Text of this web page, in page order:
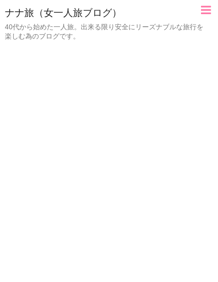
ナナ旅（女一人旅ブログ）
40代から始めた一人旅。出来る限り安全にリーズナブルな旅行を
楽しむ為のブログです。